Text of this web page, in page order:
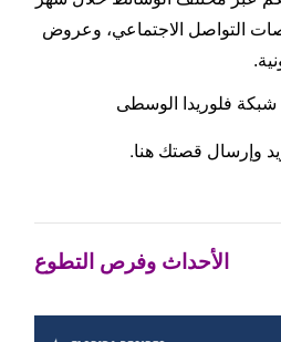
التواصل الاجتماعي، وعروض
وإرسال قصتك هنا.
الأحداث وفرص التطوع